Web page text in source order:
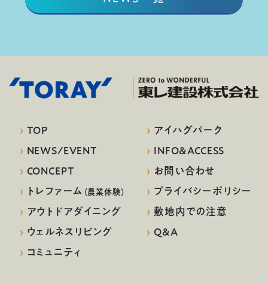
› TOP
› NEWS/EVENT
› CONCEPT
›
トレファーム （農業体験）
› アウトドアダイニング
› ウェルネスリビング
› コミュニティ
› アイハグパーク
› INFO&ACCESS
› お問い合わせ
› プライバシーポリシー
›敷地内での注意
›Q&A